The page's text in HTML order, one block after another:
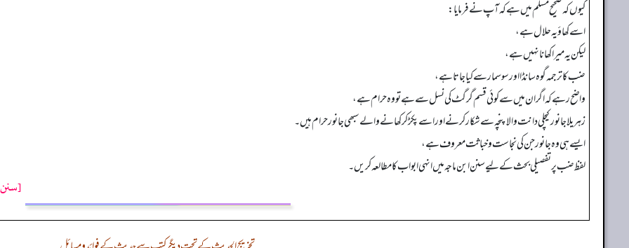
کیوں کہ صحیح مسلم میں ہے کہ آپ نے فرمایا:
اسے کھاؤ یہ حلال ہے،
لیکن یہ میرا کھانا نہیں ہے،
ضب کا ترجمہ گوہ سانڈا اورسوسمار سے کیا جاتا ہے،
واضح رہے کہ اگران میں سے کوئی قسم گرگٹ کی نسل سے ہے تو وہ حرام ہے،
زہریلا جانور کیچلی دانت والا پنچہ سے شکارکرنے اور اسے پکڑ کر کھانے والے سبھی جانورحرام ہیں۔
ایسے ہی وہ جانور جن کی نجاست وخباثت معروف ہے،
لفظ ضب پر تفصیلی بحث کے لیے سنن ابن ماجہ میں انہی ابواب کا مطالعہ کریں۔
[سنن